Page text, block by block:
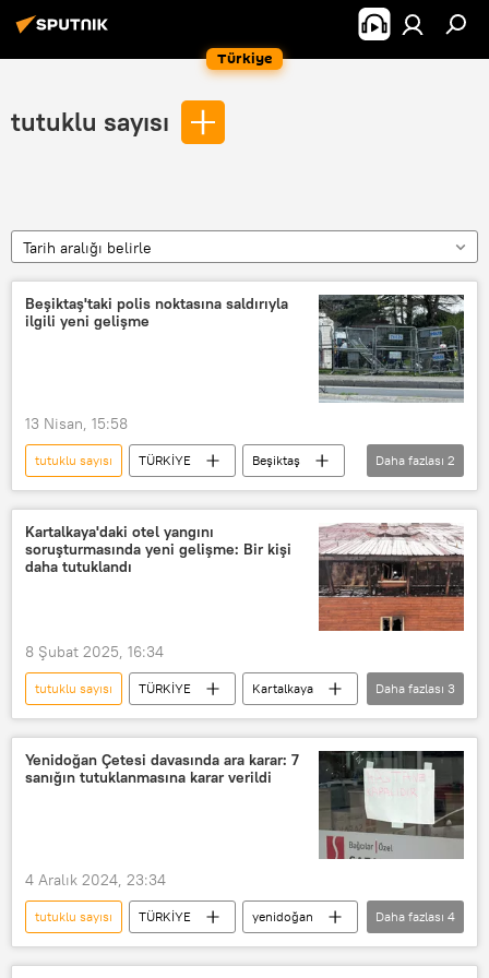
Türkiye
tutuklu sayısı
Tarih aralığı belirle
Beşiktaş'taki polis noktasına saldırıyla
ilgili yeni gelişme
13 Nisan, 15:58
tutuklu sayısı TÜRKİYE
Beşiktaş
Terör saldırısı
Tutuklu
Daha fazlası 2
Kartalkaya'daki otel yangını
soruşturmasında yeni gelişme: Bir kişi
daha tutuklandı
8 Şubat 2025, 16:34
tutuklu sayısı TÜRKİYE
Kartalkaya
Kartalkaya Kayak Merkezi
Grand Kartal Oteli
Yangın felaketi
Daha fazlası 3
Yenidoğan Çetesi davasında ara karar: 7
sanığın tutuklanmasına karar verildi
4 Aralık 2024, 23:34
tutuklu sayısı TÜRKİYE
yenidoğan
Yenidoğan çetesi
Dava
Daha fazlası 4